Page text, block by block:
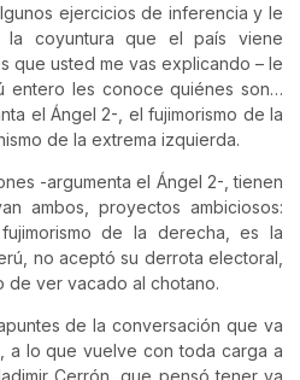
ejercicios de inferencia y le
coyuntura que el país viene
que usted me vas explicando – le
entero les conoce quiénes son…
el Ángel 2-, el fujimorismo de la
de la extrema izquierda.
-argumenta el Ángel 2-, tienen
ambos, proyectos ambiciosos:
de la derecha, es la
no aceptó su derrota electoral,
de ver vacado al chotano.
de la conversación que va
a lo que vuelve con toda carga a